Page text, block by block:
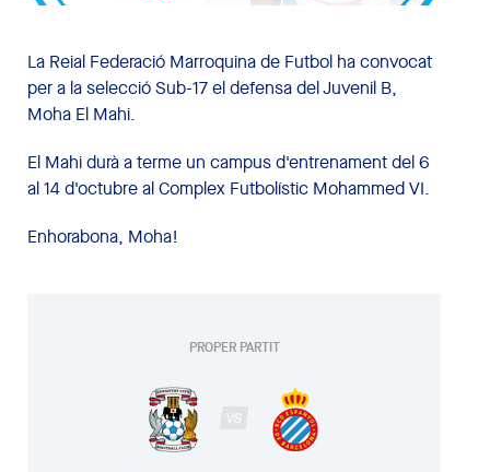
La Reial Federació Marroquina de Futbol ha convocat
per a la selecció Sub-17 el defensa del Juvenil B,
Moha El Mahi.
El Mahi durà a terme un campus d'entrenament del 6
al 14 d'octubre al Complex Futbolístic Mohammed VI.
Enhorabona, Moha!
PROPER PARTIT
VS